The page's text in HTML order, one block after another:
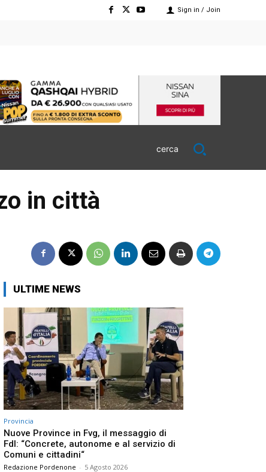
Sign in / Join
cerca
in città
ULTIME NEWS
Provincia
Nuove Province in Fvg, il messaggio di
FdI: “Concrete, autonome e al servizio di
Comuni e cittadini“
Redazione Pordenone - 5 Agosto 2026